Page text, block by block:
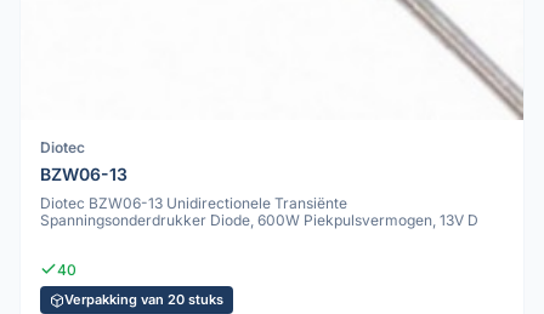
Diotec
BZW06-13
Diotec BZW06-13 Unidirectionele Transiënte
Spanningsonderdrukker Diode, 600W Piekpulsvermogen, 13V D
40
Verpakking van 20 stuks